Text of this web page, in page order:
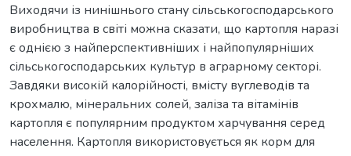
Виходячи із нинішнього стану сільськогосподарського
виробництва в світі можна сказати, що картопля наразі
є однією з найперспективніших і найпопулярніших
сільськогосподарських культур в аграрному секторі.
Завдяки високій калорійності, вмісту вуглеводів та
крохмалю, мінеральних солей, заліза та вітамінів
картопля є популярним продуктом харчування серед
населення. Картопля використовується як корм для